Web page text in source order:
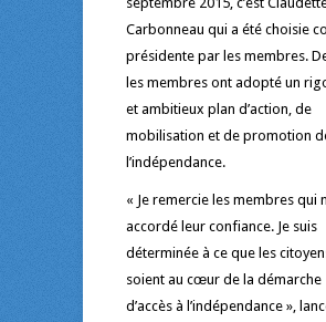
Carbonneau qui a été choisie
présidente par les membres.
les membres ont adopté un
et ambitieux plan d’action, de
mobilisation et de promotion
l’indépendance.
« Je remercie les membres qui
accordé leur confiance. Je suis
déterminée à ce que les
soient au cœur de la démarche
d’accès à l’indépendance »,